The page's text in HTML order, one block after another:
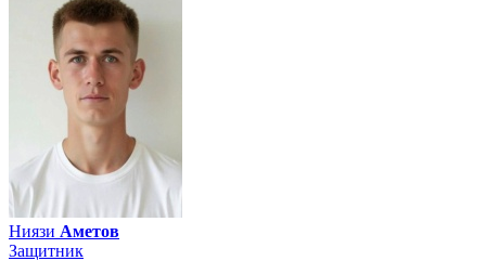
Ниязи Аметов
Защитник